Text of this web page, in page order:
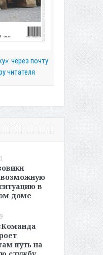
через почту
читателя
возможную
в
доме
путь на